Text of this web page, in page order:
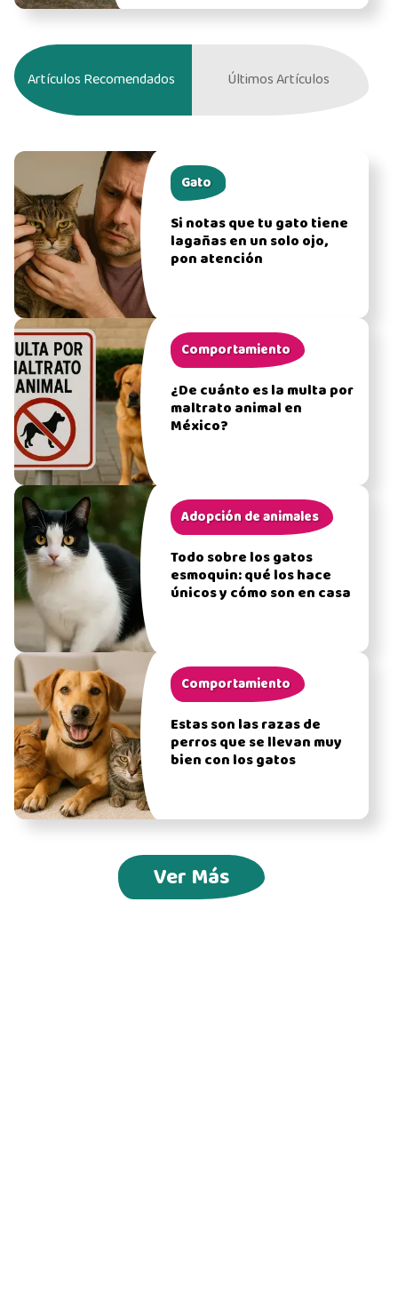
Artículos Recomendados Últimos Artículos
Gato
Si notas que tu gato tiene
lagañas en un solo ojo,
pon atención
Comportamiento
¿De cuánto es la multa por
maltrato animal en
México?
Adopción de animales
Todo sobre los gatos
esmoquin: qué los hace
únicos y cómo son en casa
Comportamiento
Estas son las razas de
perros que se llevan muy
bien con los gatos
Ver Más